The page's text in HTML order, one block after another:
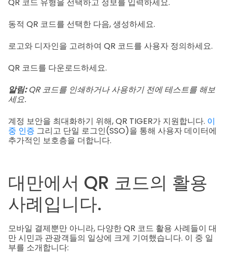
동적 QR 코드를 선택한 다음, 생성하세요.
로고와 디자인을 고려하여 QR 코드를 사용자 정의하세요.
QR 코드를 다운로드하세요.
알림:QR 코드를 인쇄하거나 사용하기 전에 테스트를 해보
세요.
계정 보안을 최대화하기 위해, QR TIGER가 지원합니다. 이
중 인증 그리고 단일 로그인(SSO)을 통해 사용자 데이터에
추가적인 보호층을 더합니다.
대만에서 QR 코드의 활용
사례입니다.
모바일 결제뿐만 아니라, 다양한 QR 코드 활용 사례들이 대
만 시민과 관광객들의 일상에 크게 기여했습니다. 이 중 일
부를 소개합니다: